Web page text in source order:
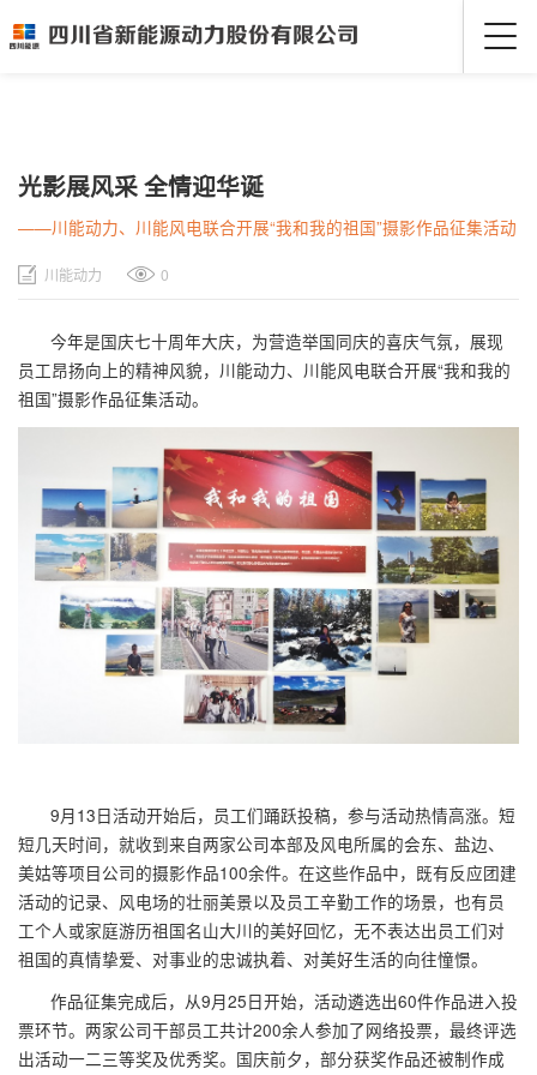
光影展风采 全情迎华诞
——川能动力、川能风电联合开展“我和我的祖国”摄影作品征集活动
川能动力 0
今年是国庆七十周年大庆，为营造举国同庆的喜庆气氛，展现
员工昂扬向上的精神风貌，川能动力、川能风电联合开展“我和我的
祖国”摄影作品征集活动。
9月13日活动开始后，员工们踊跃投稿，参与活动热情高涨。短
短几天时间，就收到来自两家公司本部及风电所属的会东、盐边、
美姑等项目公司的摄影作品100余件。在这些作品中，既有反应团建
活动的记录、风电场的壮丽美景以及员工辛勤工作的场景，也有员
工个人或家庭游历祖国名山大川的美好回忆，无不表达出员工们对
祖国的真情挚爱、对事业的忠诚执着、对美好生活的向往憧憬。
作品征集完成后，从9月25日开始，活动遴选出60件作品进入投
票环节。两家公司干部员工共计200余人参加了网络投票，最终评选
出活动一二三等奖及优秀奖。国庆前夕，部分获奖作品还被制作成